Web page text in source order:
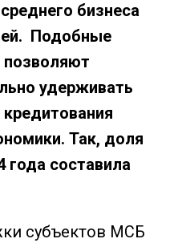
бизнеса
Подобные
удерживать
Так, доля
года составила
субъектов МСБ